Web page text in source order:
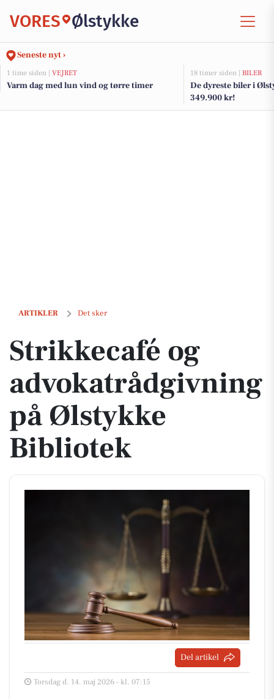
VORES Ølstykke
Seneste nyt ›
1 time siden | VEJRET
Varm dag med lun vind og tørre timer
18 timer siden | BILER
De dyreste biler i
349.900 kr!
ARTIKLER Det sker
Strikkecafé og advokatrådgivning på Ølstykke Bibliotek
Strikkecafé og
advokatrådgivning
på Ølstykke
Bibliotek
Del artikel
Torsdag d. 14. maj 2026 - kl. 07:15